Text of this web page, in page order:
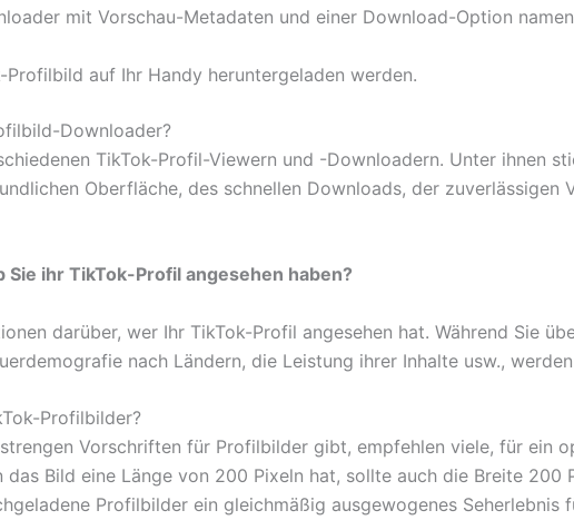
mit Vorschau-Metadaten und einer Download-Option
auf Ihr Handy heruntergeladen werden.
Downloader?
TikTok-Profil-Viewern und -Downloadern. Unter ihnen
Oberfläche, des schnellen Downloads, der zuverlässigen
Sie ihr TikTok-Profil angesehen haben?
darüber, wer Ihr TikTok-Profil angesehen hat. Während Sie
nach Ländern, die Leistung ihrer Inhalte usw.,
Profilbilder?
Vorschriften für Profilbilder gibt, empfehlen viele, für ein
das Bild eine Länge von 200 Pixeln hat, sollte auch die Breite
Profilbilder ein gleichmäßig ausgewogenes Seherlebnis